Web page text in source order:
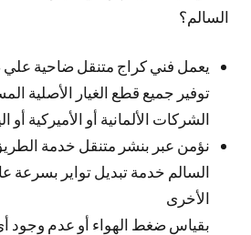
السالم؟
يعمل فني كراج متنقل ضاحية علي
توفير جميع قطع الغيار الأصلية
الشركات الألمانية أو الأميركية أو
نؤمن عبر بنشر متنقل خدمة
السالم خدمة تبديل تواير بسرعة
الأخرى
بقياس ضغط الهواء أو عدم وجود